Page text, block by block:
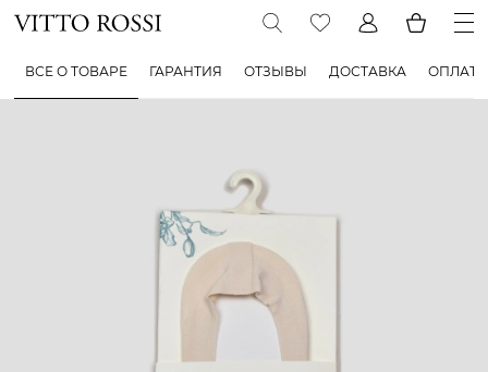
ВСЕ О ТОВАРЕ ГАРАНТИЯ ОТЗЫВЫ ДОСТАВКА ОПЛАТА